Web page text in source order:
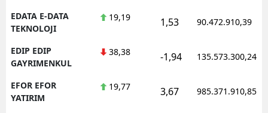
EDATA E-DATA
TEKNOLOJI
19,19 1,53 90.472.910,39
EDIP EDIP
GAYRIMENKUL
38,38 -1,94 135.573.300,24
EFOR EFOR
YATIRIM
19,77 3,67 985.371.910,85